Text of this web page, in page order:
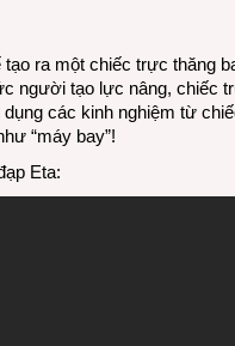
ra một chiếc trực thăng
người tạo lực nâng, chiếc
các kinh nghiệm từ
“máy bay”!
Eta: